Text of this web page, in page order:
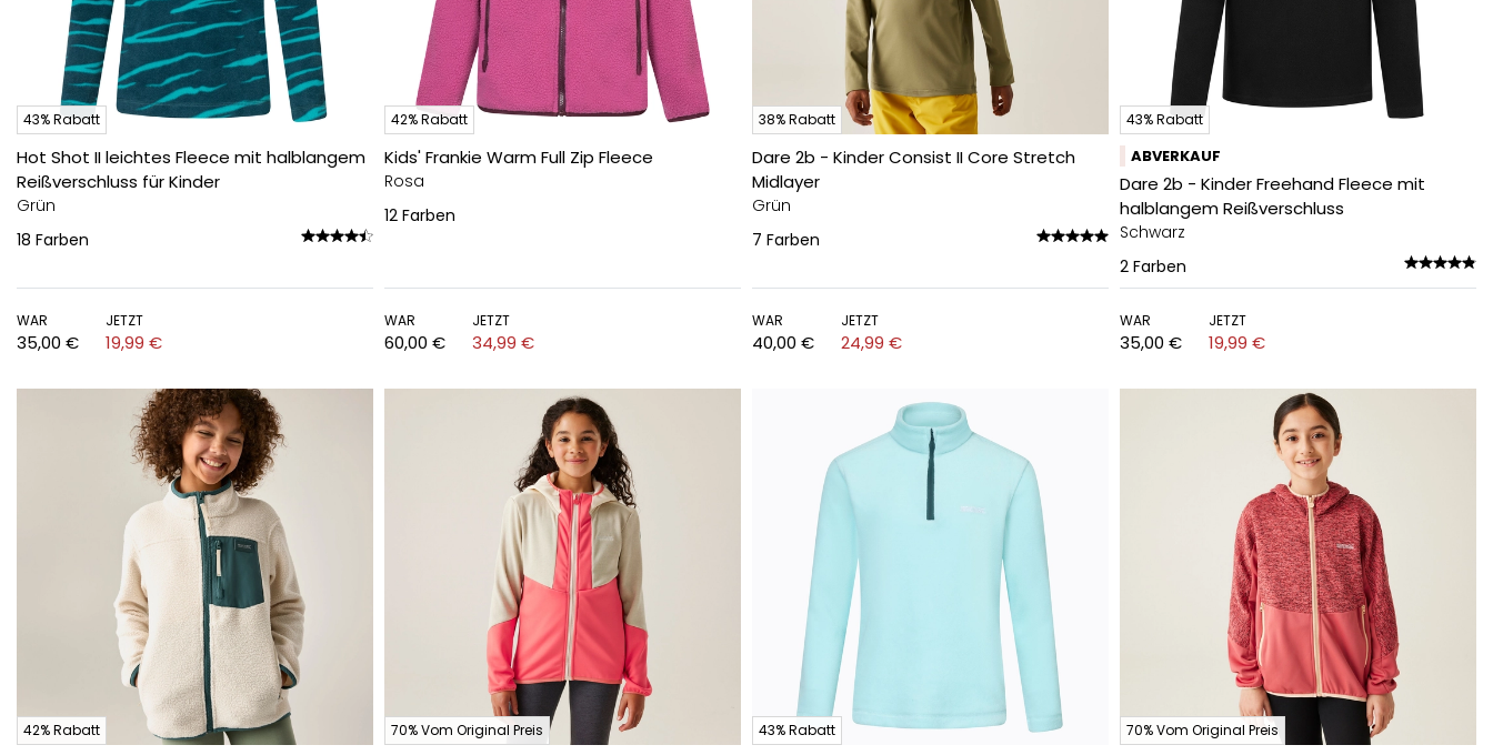
43% Rabatt
Hot Shot II leichtes Fleece mit halblangem
Reißverschluss für Kinder
Grün
18 Farben
WAR
35,00 €
JETZT
19,99 €
42% Rabatt
Kids' Frankie Warm Full Zip Fleece
Rosa
12 Farben
WAR
60,00 €
JETZT
34,99 €
38% Rabatt
Dare 2b - Kinder Consist II Core Stretch
Midlayer
Grün
7 Farben
WAR
40,00 €
JETZT
24,99 €
43% Rabatt
ABVERKAUF
Dare 2b - Kinder Freehand Fleece mit
halblangem Reißverschluss
Schwarz
2 Farben
WAR
35,00 €
JETZT
19,99 €
42% Rabatt 70% Vom Original Preis 43% Rabatt 70% Vom Original Preis